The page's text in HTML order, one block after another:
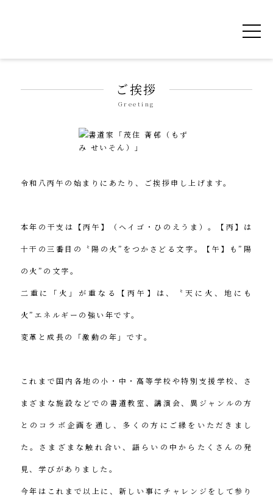
令和を書いた書道家「茂住 菁邨（もずみ せ
ご挨拶
Greeting
令和八丙午の始まりにあたり、ご挨拶申し上げます。
本年の干支は【丙午】（ヘイゴ・ひのえうま）。【丙】は
十干の三番目の〝陽の火”をつかさどる文字。【午】も”陽
の火”の文字。
二重に「火」が重なる【丙午】は、〝天に火、地にも
火”エネルギーの強い年です。
変革と成長の「激動の年」です。
これまで国内各地の小・中・高等学校や特別支援学校、さ
まざまな施設などでの書道教室、講演会、異ジャンルの方
とのコラボ企画を通し、多くの方にご縁をいただきまし
た。さまざまな触れ合い、語らいの中からたくさんの発
見、学びがありました。
今年はこれまで以上に、新しい事にチャレンジをして参り